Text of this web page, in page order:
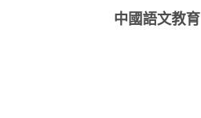
中國語文教育